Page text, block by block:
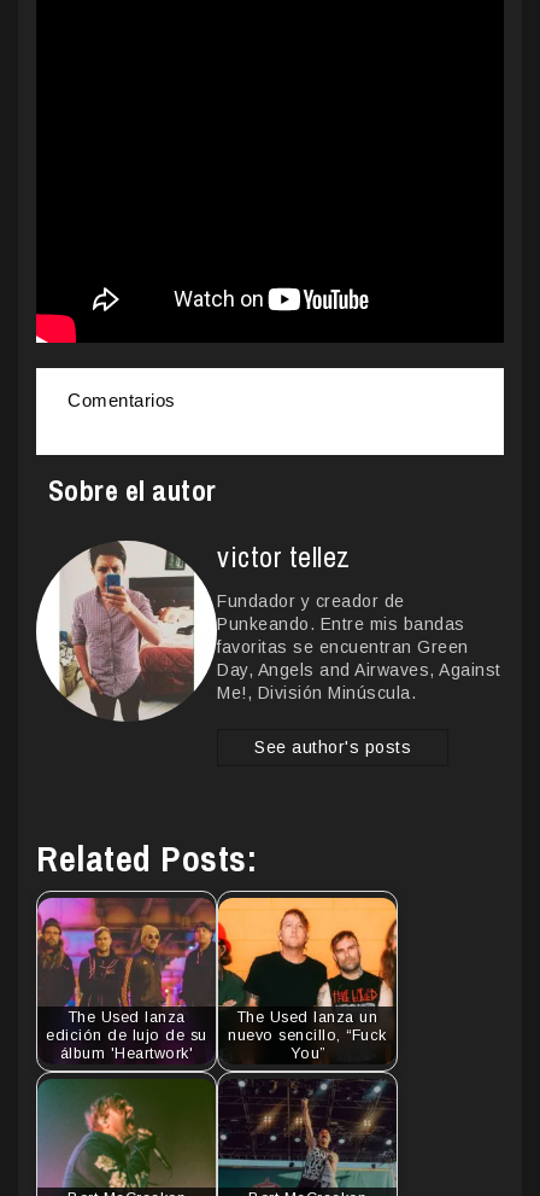
Comentarios
Sobre el autor
victor tellez
Fundador y creador de
Punkeando. Entre mis bandas
favoritas se encuentran Green
Day, Angels and Airwaves, Against
Me!, División Minúscula.
See author's posts
Related Posts:
The Used lanza
edición de lujo de su
álbum 'Heartwork'
The Used lanza un
nuevo sencillo, “Fuck
You”